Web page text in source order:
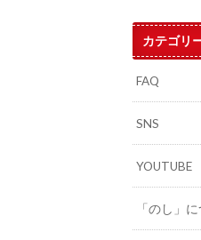
カテゴリ
FAQ
SNS
YOUTUBE
「のし」